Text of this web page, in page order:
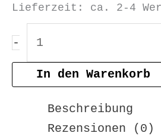
Lieferzeit: ca. 2-4
-
Douro
Rosé
2023
In den Warenkorb
Beschreibung
Rezensionen (0)